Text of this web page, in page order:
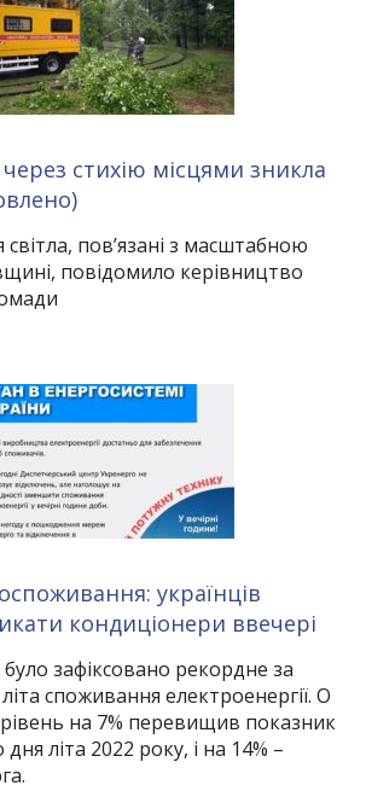
стихію місцями зникла
пов’язані з масштабною
повідомило керівництво
українців
кондиціонери ввечері
було зафіксовано рекордне за
споживання електроенергії. О
на 7% перевищив показник
літа 2022 року, і на 14% –